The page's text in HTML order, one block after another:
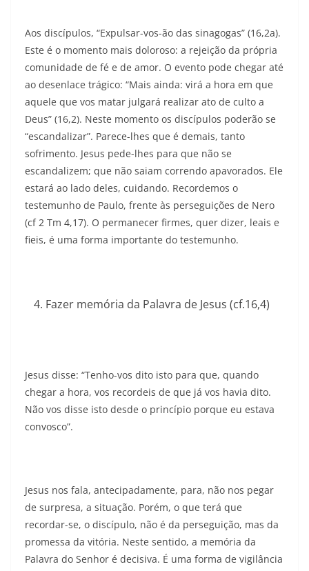
Aos discípulos, “Expulsar-vos-ão das sinagogas” (16,2a).
Este é o momento mais doloroso: a rejeição da própria
comunidade de fé e de amor. O evento pode chegar até
ao desenlace trágico: “Mais ainda: virá a hora em que
aquele que vos matar julgará realizar ato de culto a
Deus” (16,2). Neste momento os discípulos poderão se
“escandalizar”. Parece-lhes que é demais, tanto
sofrimento. Jesus pede-lhes para que não se
escandalizem; que não saiam correndo apavorados. Ele
estará ao lado deles, cuidando. Recordemos o
testemunho de Paulo, frente às perseguições de Nero
(cf 2 Tm 4,17). O permanecer firmes, quer dizer, leais e
fieis, é uma forma importante do testemunho.
Fazer memória da Palavra de Jesus (cf.16,4)
Jesus disse: “Tenho-vos dito isto para que, quando
chegar a hora, vos recordeis de que já vos havia dito.
Não vos disse isto desde o princípio porque eu estava
convosco”.
Jesus nos fala, antecipadamente, para, não nos pegar
de surpresa, a situação. Porém, o que terá que
recordar-se, o discípulo, não é da perseguição, mas da
promessa da vitória. Neste sentido, a memória da
Palavra do Senhor é decisiva. É uma forma de vigilância